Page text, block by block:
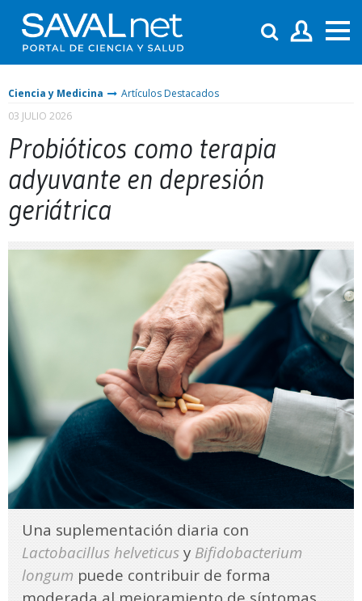
Ciencia y Medicina
Artículos Destacados
03 JULIO 2026
Probióticos como terapia
adyuvante en depresión
geriátrica
Una suplementación diaria con
Lactobacillus helveticus y Bifidobacterium
longum puede contribuir de forma